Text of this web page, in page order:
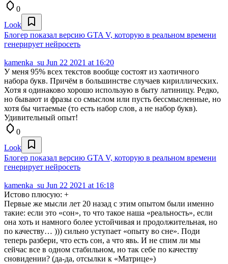
0
Look
Блогер показал версию GTA V, которую в реальном времени
генерирует нейросеть
kamenka_su Jun 22 2021 at 16:20
У меня 95% всех текстов вообще состоят из хаотичного
набора букв. Причём в большинстве случаев кириллических.
Хотя я одинаково хорошо использую в быту латиницу. Редко,
но бывают и фразы со смыслом или пусть бессмысленные, но
хотя бы читаемые (то есть набор слов, а не набор букв).
Удивительный опыт!
0
Look
Блогер показал версию GTA V, которую в реальном времени
генерирует нейросеть
kamenka_su Jun 22 2021 at 16:18
Истово плюсую: +
Первые же мысли лет 20 назад с этим опытом были именно
такие: если это «сон», то что такое наша «реальность», если
она хоть и намного более устойчивая и продолжительная, но
по качеству… ))) сильно уступает «опыту во сне». Поди
теперь разбери, что есть сон, а что явь. И не спим ли мы
сейчас все в одном стабильном, но так себе по качеству
сновидении? (да-да, отсылки к «Матрице»)